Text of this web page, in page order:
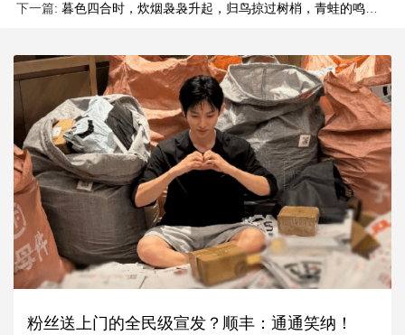
下一篇: 暮色四合时，炊烟袅袅升起，归鸟掠过树梢，青蛙的鸣叫与屋内的笑
粉丝送上门的全民级宣发？顺丰：通通笑纳！